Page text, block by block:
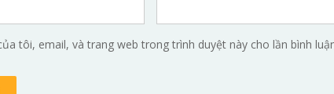
tôi, email, và trang web trong trình duyệt này cho lần bình